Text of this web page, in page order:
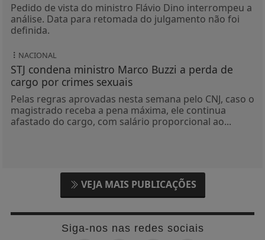
Pedido de vista do ministro Flávio Dino interrompeu a
análise. Data para retomada do julgamento não foi
definida.
NACIONAL
STJ condena ministro Marco Buzzi a perda de
cargo por crimes sexuais
Pelas regras aprovadas nesta semana pelo CNJ, caso o
magistrado receba a pena máxima, ele continua
afastado do cargo, com salário proporcional ao...
VEJA MAIS PUBLICAÇÕES
Siga-nos nas redes sociais